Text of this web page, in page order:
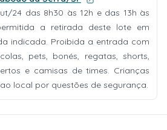
24 das 8h30 às 12h e das 13h às
a retirada deste lote em
indicada. Proibida a entrada com
pets, bonés, regatas, shorts,
e camisas de times. Crianças
local por questões de segurança.